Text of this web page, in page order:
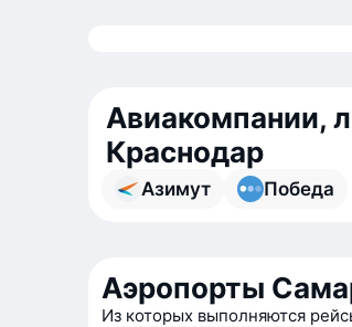
Авиакомпании,
Краснодар
Азимут Победа
Аэропорты
Из которых выполняются